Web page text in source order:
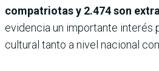
compatriotas y 2.474 son
evidencia un importante interés
cultural tanto a nivel nacional